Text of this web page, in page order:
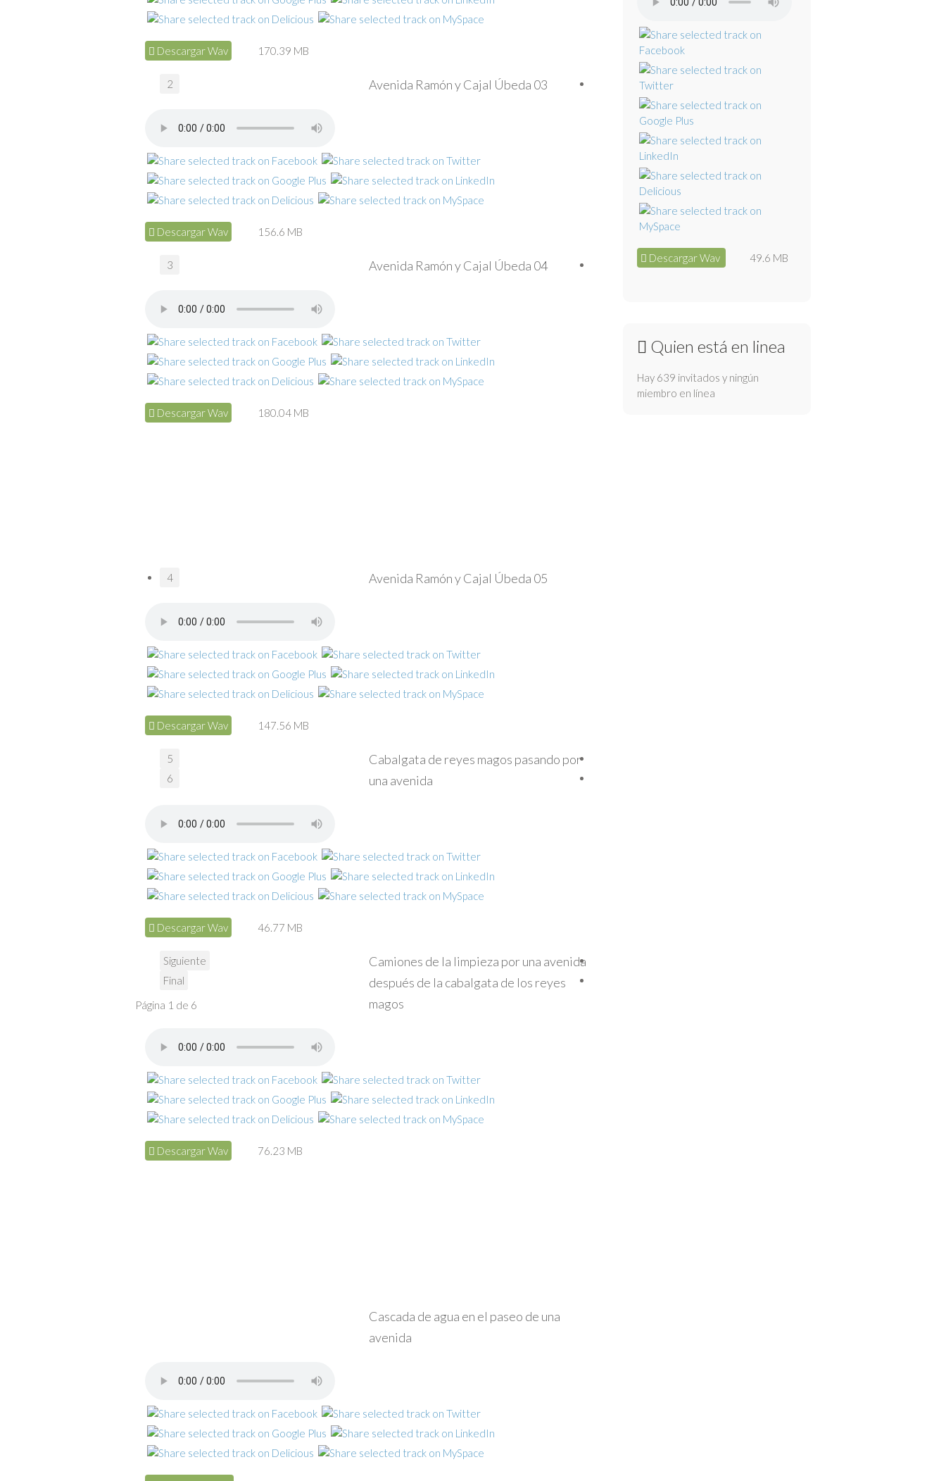
Descargar Wav 170.39 MB
Avenida Ramón y Cajal Úbeda 03
Descargar Wav 156.6 MB
Avenida Ramón y Cajal Úbeda 04
Descargar Wav 180.04 MB
Avenida Ramón y Cajal Úbeda 05
Descargar Wav 147.56 MB
Cabalgata de reyes magos pasando por
una avenida
Descargar Wav 46.77 MB
Camiones de la limpieza por una avenida
después de la cabalgata de los reyes
magos
Descargar Wav 76.23 MB
Cascada de agua en el paseo de una
avenida
2
3
4
5
6
Siguiente
Final
Página 1 de 6
Descargar Wav 49.6 MB
Quien está en linea
Hay 639 invitados y ningún
miembro en línea